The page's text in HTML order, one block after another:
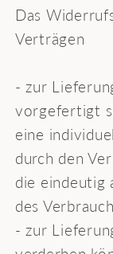
Das
Verträgen
- zur
vorgefertigt
eine
durch den
die eindeutig
des
- zur